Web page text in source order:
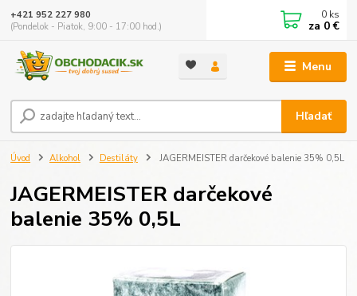
Menu
Hľadať
+421 952 227 980
(Pondelok - Piatok, 9:00 - 17:00 hod.)
0 ks
za 0 €
Úvod Alkohol Destiláty JAGERMEISTER darčekové balenie 35% 0,5L
JAGERMEISTER darčekové
balenie 35% 0,5L